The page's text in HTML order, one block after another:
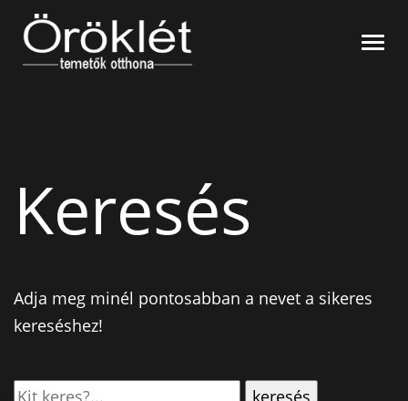
Virág
Kavics
Kapcsolat
Keresés
Adja meg minél pontosabban a nevet a sikeres
kereséshez!